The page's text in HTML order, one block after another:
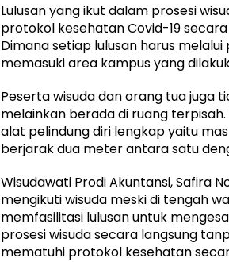
Lulusan yang ikut dalam prosesi
protokol kesehatan Covid-19
Dimana setiap lulusan harus
memasuki area kampus yang
Peserta wisuda dan orang tua juga
melainkan berada di ruang
alat pelindung diri lengkap yaitu
berjarak dua meter antara satu
Wisudawati Prodi Akuntansi, Safira
mengikuti wisuda meski di tengah
memfasilitasi lulusan untuk
prosesi wisuda secara langsung
mematuhi protokol kesehatan